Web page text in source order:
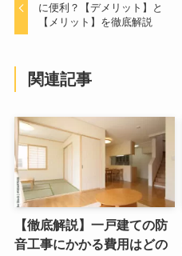
に便利？【デメリット】と
【メリット】を徹底解説
関連記事
【徹底解説】一戸建ての防
音工事にかかる費用はどの